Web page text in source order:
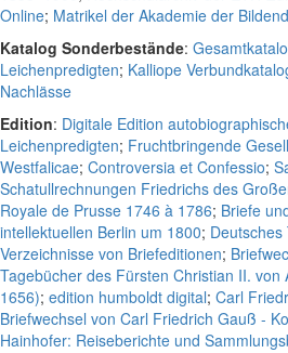
Online; Matrikel der Akademie der
Katalog Sonderbestände:
Leichenpredigten; Kalliope
Nachlässe
Edition: Digitale Edition
Leichenpredigten; Fruchtbringende
Westfalicae; Controversia et Confessio;
Schatullrechnungen Friedrichs des
Royale de Prusse 1746 à 1786; Briefe
intellektuellen Berlin um 1800; Deutsches
Verzeichnisse von Briefeditionen;
Tagebücher des Fürsten Christian II. von
1656); edition humboldt digital; Carl
Briefwechsel von Carl Friedrich Gauß -
Hainhofer: Reiseberichte und